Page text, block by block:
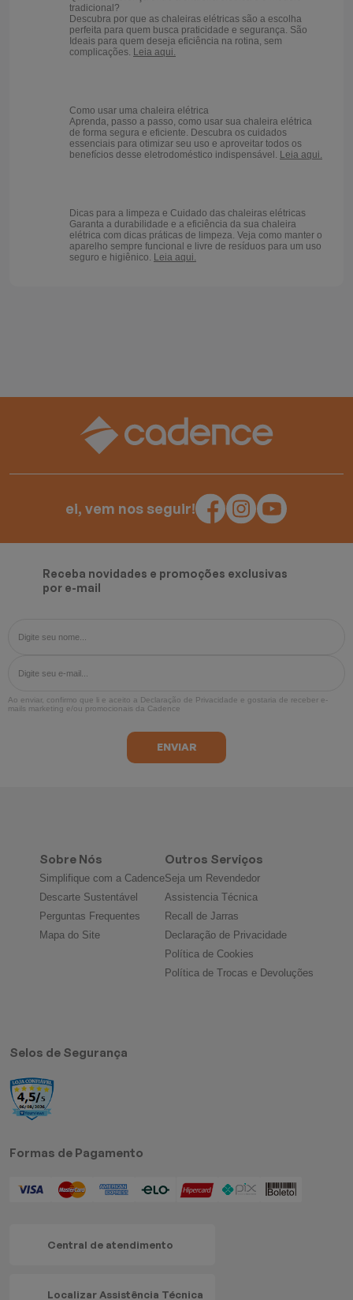
tradicional?
Descubra por que as chaleiras elétricas são a escolha
perfeita para quem busca praticidade e segurança. São
Ideais para quem deseja eficiência na rotina, sem
complicações. Leia aqui.
Como usar uma chaleira elétrica
Aprenda, passo a passo, como usar sua chaleira elétrica
de forma segura e eficiente. Descubra os cuidados
essenciais para otimizar seu uso e aproveitar todos os
benefícios desse eletrodoméstico indispensável. Leia aqui.
Dicas para a limpeza e Cuidado das chaleiras elétricas
Garanta a durabilidade e a eficiência da sua chaleira
elétrica com dicas práticas de limpeza. Veja como manter o
aparelho sempre funcional e livre de resíduos para um uso
seguro e higiênico. Leia aqui.
ei, vem nos seguir!
Receba novidades e promoções exclusivas
por e-mail
Ao enviar, confirmo que li e aceito a Declaração de Privacidade e gostaria de receber e-
mails marketing e/ou promocionais da Cadence
Sobre Nós
Simplifique com a Cadence
Descarte Sustentável
Perguntas Frequentes
Mapa do Site
Outros Serviços
Seja um Revendedor
Assistencia Técnica
Recall de Jarras
Declaração de Privacidade
Política de Cookies
Política de Trocas e Devoluções
Selos de Segurança
Formas de Pagamento
Central de atendimento
Localizar Assistência Técnica